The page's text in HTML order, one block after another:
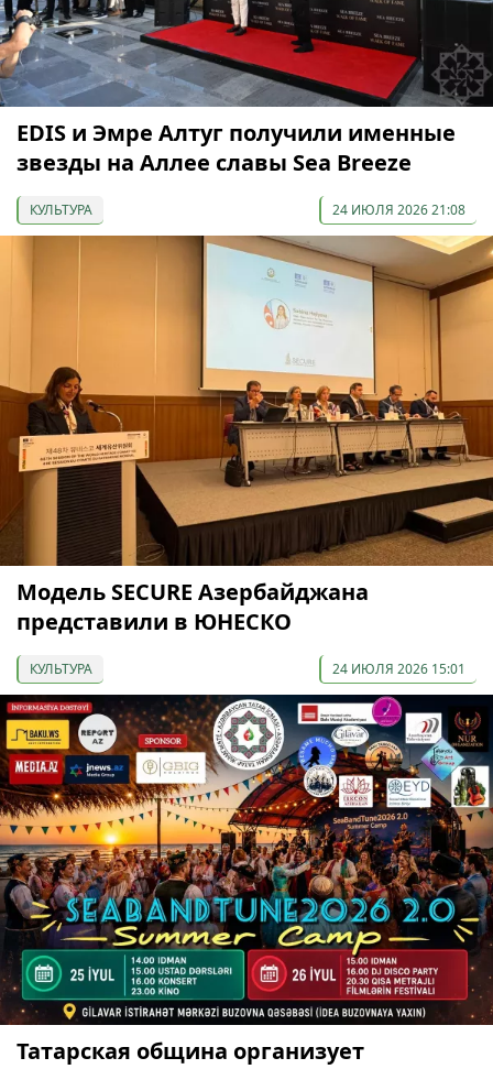
EDIS и Эмре Алтуг получили именные
звезды на Аллее славы Sea Breeze
КУЛЬТУРА 24 ИЮЛЯ 2026 21:08
Модель SECURE Азербайджана
представили в ЮНЕСКО
КУЛЬТУРА 24 ИЮЛЯ 2026 15:01
Татарская община организует